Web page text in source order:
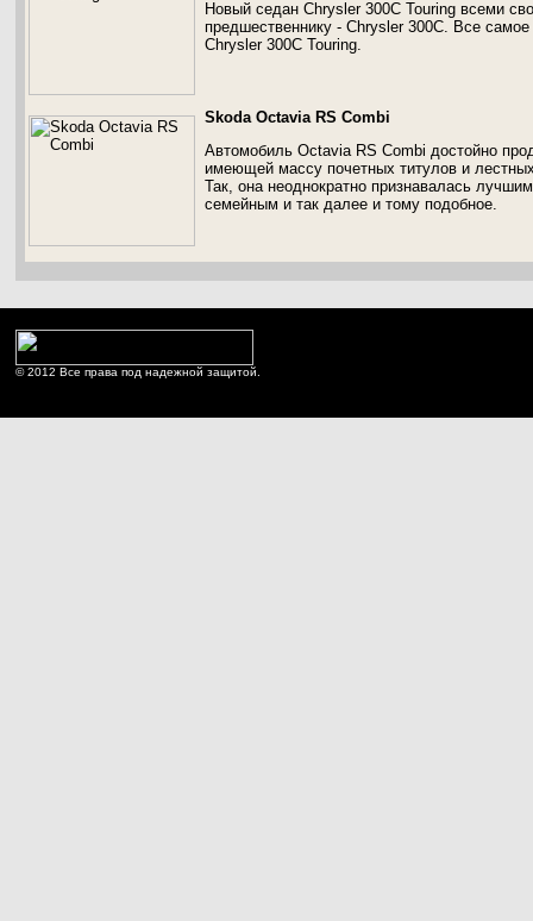
Новый седан Chrysler 300C Touring всеми
предшественнику - Chrysler 300С. Все
Chrysler 300C Touring.
Skoda Octavia RS Combi
Автомобиль Octavia RS Combi достойно
имеющей массу почетных титулов и
Так, она неоднократно признавалась
семейным и так далее и тому подобное.
© 2012 Все права под надежной защитой.